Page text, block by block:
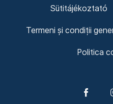
Sütitájékoztató
Termeni și condiții
Politica